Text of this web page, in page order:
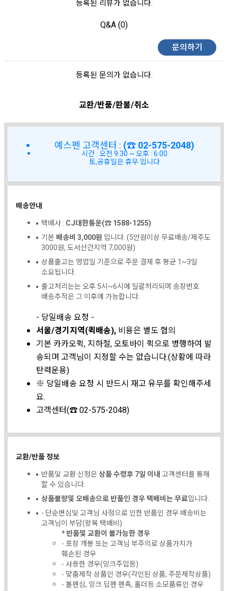
등록된 리뷰가 없습니다.
Q&A (0)
문의하기
등록된 문의가 없습니다.
교환/반품/환불/취소
예스펜 고객센터 : (☎ 02-575-2048)
시간 : 오전 9:30 ~ 오후 : 6:00
토,공휴일은 휴무 입니다
배송안내
택배사 : CJ대한통운(☎ 1588-1255)
기본 배송비 3,000원 입니다. (5만원이상 무료배송/제주도
3000원, 도서산간지역 7,000원)
상품출고는 영업일 기준으로 주문 결제 후 평균 1~3일
소요됩니다.
출고처리는는 오후 5시~6시에 일괄처리되며 송장번호
배송추적은 그 이후에 가능합니다.
- 당일배송 요청 -
서울/경기지역(퀵배송), 비용은 별도 협의
기본 카카오퀵, 지하철, 오토바이 퀵으로 병행하여 발
송되며 고객님이 지정할 수는 없습니다.(상황에 따라
탄력운용)
※ 당일배송 요청 시 반드시 재고 유무를 확인해주세
요.
고객센터(☎ 02-575-2048)
교환/반품 정보
반품및 교환 신청은상품 수령후 7일 이내고객센터를 통해
할 수 있습니다.
상품불량및 오배송으로 반품인 경우 택배비는 무료입니다.
- 단순변심및 고객님 사정으로 인한 반품인 경우 배송비는
고객님이 부담(왕복 택배비)
* 반품및 교환이 불가능한 경우
- 포장 개봉 또는 고객님 부주의로 상품가치가
훼손된 경우
- 사용한 경우(잉크주입등)
- 맞춤제작 상품인 경우(각인된 상품, 주문제작상품)
- 볼펜심, 잉크 딥펜 펜촉, 홀더등 소모품류인 경우